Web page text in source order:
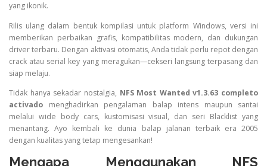
yang ikonik.
Rilis ulang dalam bentuk kompilasi untuk platform Windows, versi ini
memberikan perbaikan grafis, kompatibilitas modern, dan dukungan
driver terbaru. Dengan aktivasi otomatis, Anda tidak perlu repot dengan
crack atau serial key yang meragukan—cekseri langsung terpasang dan
siap melaju.
Tidak hanya sekadar nostalgia, NFS Most Wanted v1.3.63 completo
activado menghadirkan pengalaman balap intens maupun santai
melalui wide body cars, kustomisasi visual, dan seri Blacklist yang
menantang. Ayo kembali ke dunia balap jalanan terbaik era 2005
dengan kualitas yang tetap mengesankan!
Mengapa Menggunakan NFS